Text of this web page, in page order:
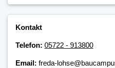
Kontakt
Telefon: 05722 - 913800
Email: freda-